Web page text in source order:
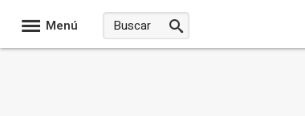
Menú